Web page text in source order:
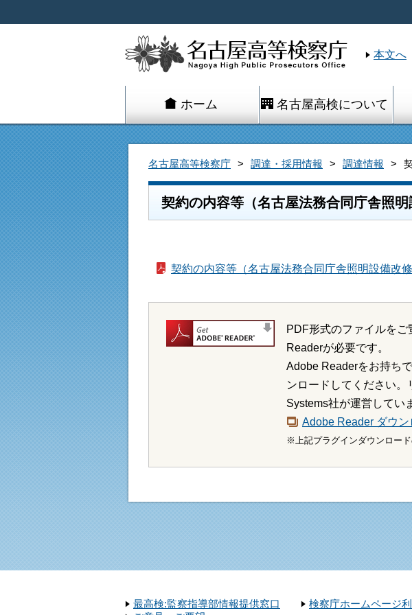
本文へ
ホーム 名古屋高検について
名古屋高等検察庁 調達・採用情報 調達情報
契約の内容等（名古屋法務合同庁舎照明
契約の内容等（名古屋法務合同庁舎照明設備改
PDF形式のファイルを
Readerが必要です。
Adobe Readerをお持ち
ンロードしてください
Systems社が運営してい
Adobe Reader ダウ
※上記プラグインダウンロード
最高検:監察指導部情報提供窓口 検察庁ホームページ